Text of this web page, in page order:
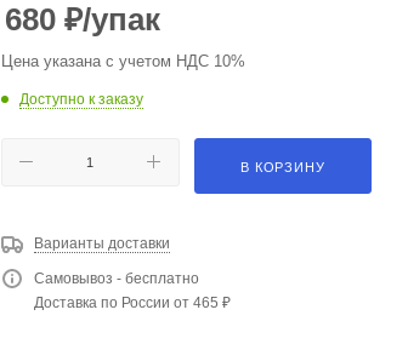
680 ₽/упак
Цена указана с учетом НДС 10%
Доступно к заказу
В КОРЗИНУ
Варианты доставки
Самовывоз - бесплатно
Доставка по России от 465 ₽